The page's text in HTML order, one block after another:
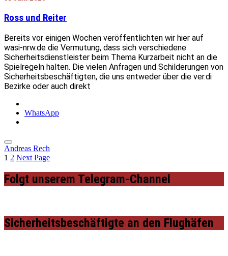
Ross und Reiter
Bereits vor einigen Wochen veröffentlichten wir hier auf
wasi-nrw.de die Vermutung, dass sich verschiedene
Sicherheitsdienstleister beim Thema Kurzarbeit nicht an die
Spielregeln halten. Die vielen Anfragen und Schilderungen von
Sicherheitsbeschäftigten, die uns entweder über die ver.di
Bezirke oder auch direkt
WhatsApp
Andreas Rech
1 2 Next Page
Folgt unserem Telegram-Channel
Sicherheitsbeschäftigte an den Flughäfen